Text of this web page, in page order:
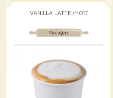
Уух зүйлс
VANILLA LATTE /HOT/